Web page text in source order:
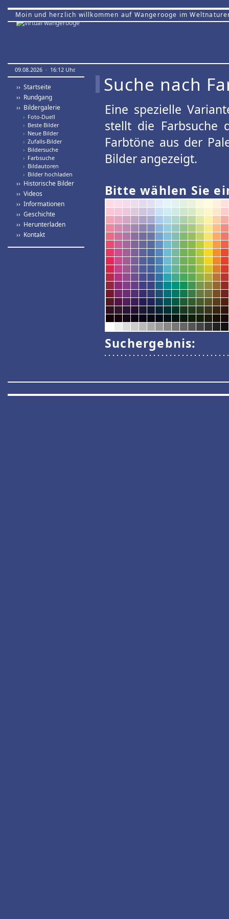
Moin und herzlich willkommen auf Wangerooge im
09.08.2026 · 16:12 Uhr.
›› Startseite
›› Rundgang
›› Bildergalerie
› Foto-Duell
› Beste Bilder
› Neue Bilder
› Zufalls-Bilder
› Bildersuche
› Farbsuche
› Bildautoren
› Bilder hochladen
›› Historische Bilder
›› Videos
›› Informationen
›› Geschichte
›› Herunterladen
›› Kontakt
Suche nach
Eine spezielle
stellt die Farbsuche
Farbtöne aus der
Bilder angezeigt.
Bitte wählen Sie
Suchergebnis: